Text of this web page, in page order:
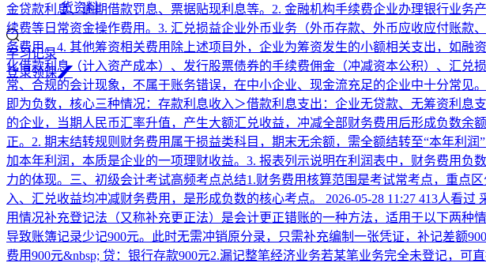
货资料
学习记录
登录领课
金贷款利息、逾期借款罚息、票据贴现利息等。2. 金融机构手续费企业办理银行业
续费等日常资金操作费用。3. 汇兑损益企业外币业务（外币存款、外币应收应付账
务费用。4. 其他筹资相关费用除上述项目外，企业为筹资发生的小额相关支出，如
化借款利息（计入资产成本）、发行股票债券的手续费佣金（冲减资本公积）、汇
常、合规的会计现象，不属于账务错误，在中小企业、现金流充足的企业中十分常
即为负数，核心三种情况：存款利息收入＞借款利息支出：企业无贷款、无筹资利
的企业，当期人民币汇率升值，产生大额汇兑收益，冲减全部财务费用后形成负数
正。2. 期末结转规则财务费用属于损益类科目，期末无余额，需全额结转至“本年利
加本年利润，本质是企业的一项理财收益。3. 报表列示说明在利润表中，财务费用
力的体现。三、初级会计考试高频考点总结1.财务费用核算范围是考试常考点，重点
入、汇兑收益均冲减财务费用，是形成负数的核心考点。
2026-05-28 11:27 413人看过
用情况补充登记法（又称补充更正法）是会计更正错账的一种方法，适用于以下两种
导致账簿记录少记900元。此时无需冲销原分录，只需补充编制一张凭证，补记差额
费用900元&nbsp; 贷：银行存款900元2.‌漏记整笔经济业务‌若某笔业务完全未登记，